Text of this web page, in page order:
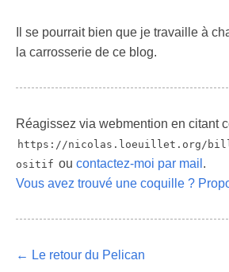
Il se pourrait bien que je travaille à
la carrosserie de ce blog.
Réagissez via webmention en citant
https://nicolas.loeuillet.org/
ositif ou contactez-moi par mail .
Vous avez trouvé une coquille ?
← Le retour du Pelican